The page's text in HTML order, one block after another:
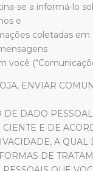
se a informá-lo
e
coletadas em
você
ENVIAR
DE DADO
CIENTE E DE
A QUAL
DE